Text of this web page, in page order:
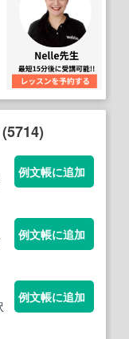
例文帳に追加
例文帳に追加
例文帳に追加